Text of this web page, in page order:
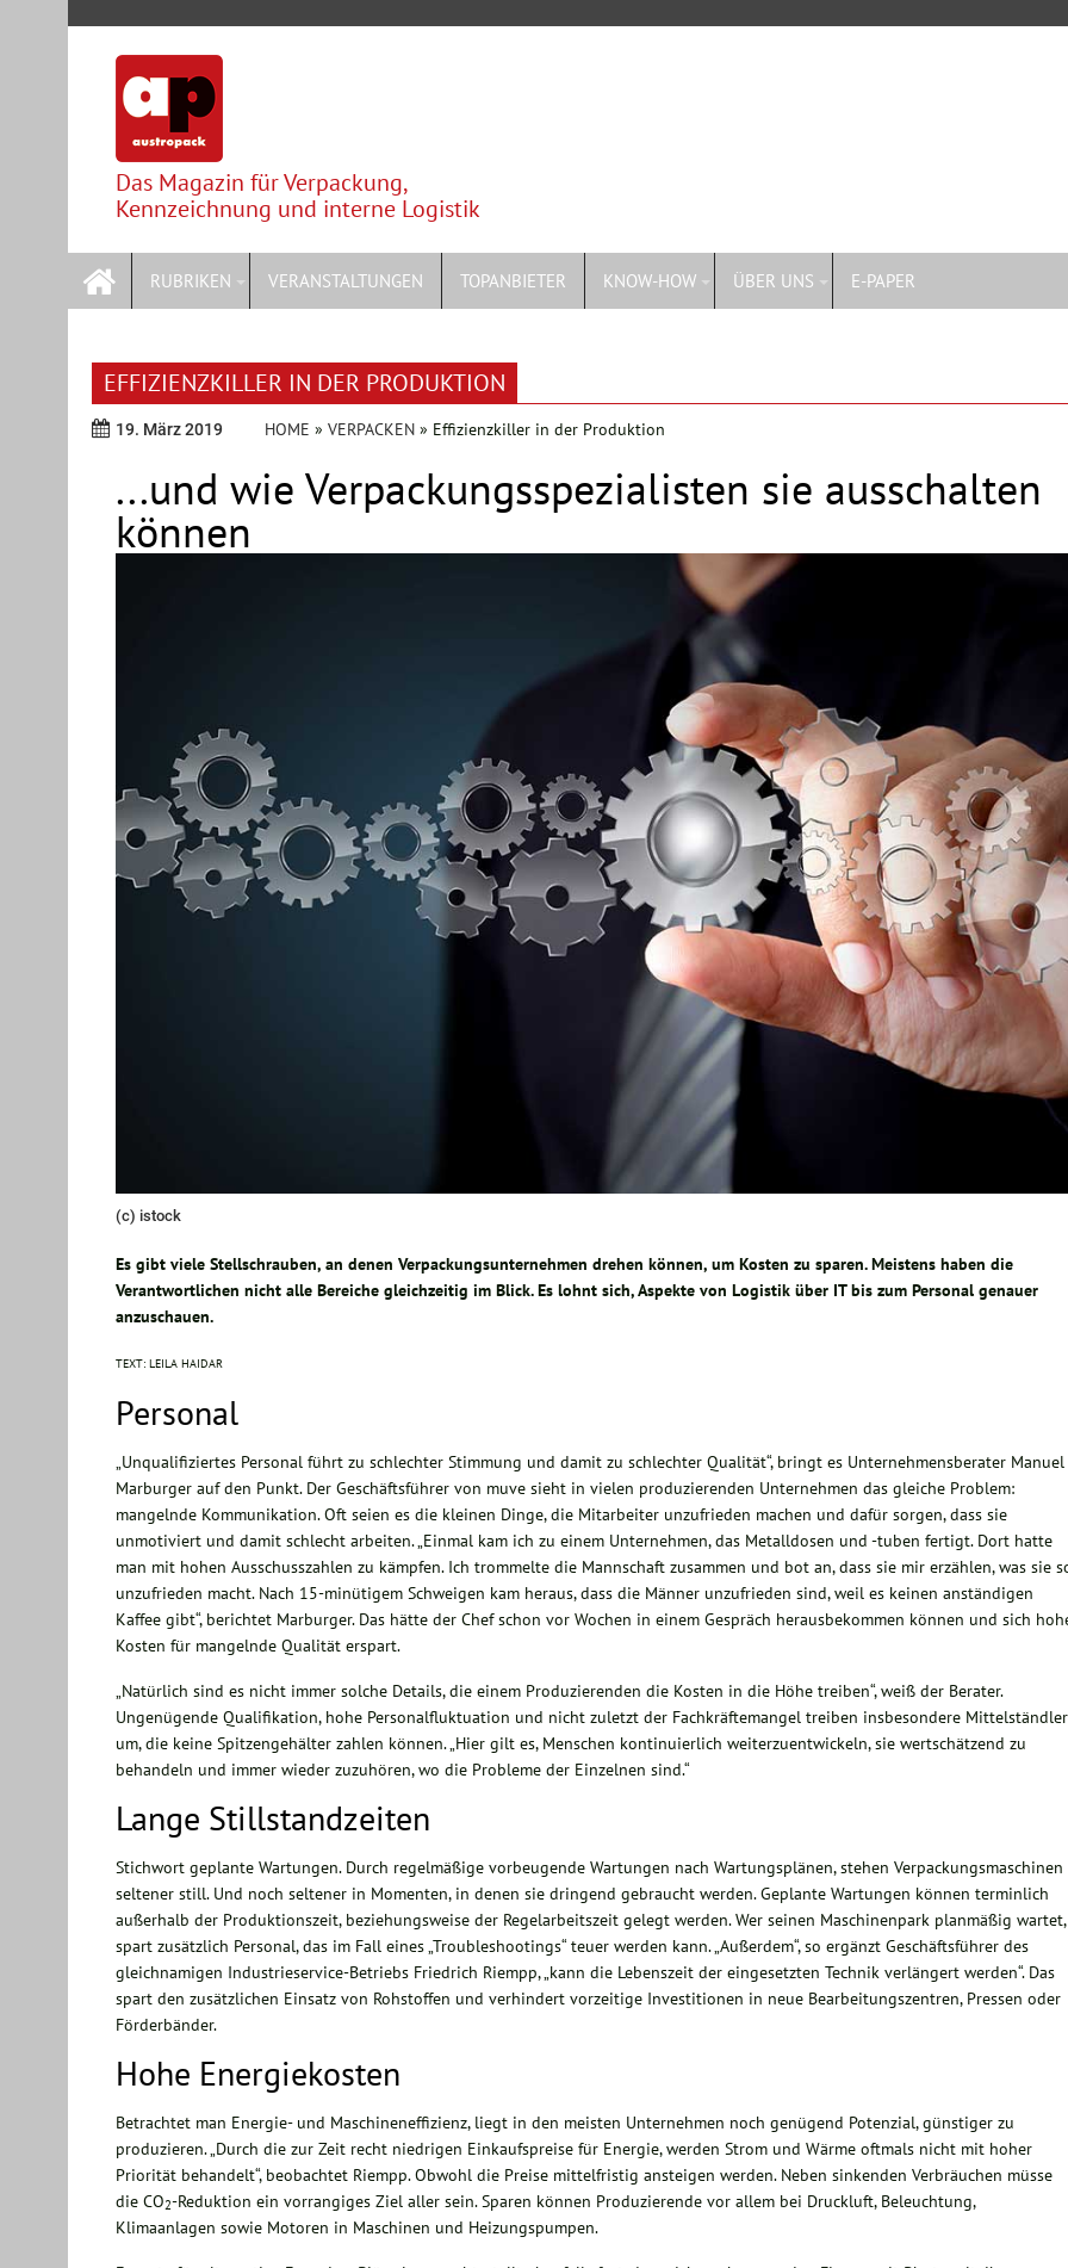
content
Das Magazin für Verpackung,
Kennzeichnung und interne Logistik
RUBRIKEN VERANSTALTUNGEN TOPANBIETER KNOW-HOW ÜBER UNS E-PAPER
EFFIZIENZKILLER IN DER PRODUKTION
19. März 2019 HOME » VERPACKEN » Effizienzkiller in der Produktion
...und wie Verpackungsspezialisten sie ausschalten
können
(c) istock
Es gibt viele Stellschrauben, an denen Verpackungsunternehmen drehen können, um Kosten zu sparen. Meistens haben die
Verantwortlichen nicht alle Bereiche gleichzeitig im Blick. Es lohnt sich, Aspekte von Logistik über IT bis zum Personal genauer
anzuschauen.
TEXT: LEILA HAIDAR
Personal
„Unqualifiziertes Personal führt zu schlechter Stimmung und damit zu schlechter Qualität“, bringt es Unternehmensberater Manuel
Marburger auf den Punkt. Der Geschäftsführer von muve sieht in vielen produzierenden Unternehmen das gleiche Problem:
mangelnde Kommunikation. Oft seien es die kleinen Dinge, die Mitarbeiter unzufrieden machen und dafür sorgen, dass sie
unmotiviert und damit schlecht arbeiten. „Einmal kam ich zu einem Unternehmen, das Metalldosen und -tuben fertigt. Dort hatte
man mit hohen Ausschusszahlen zu kämpfen. Ich trommelte die Mannschaft zusammen und bot an, dass sie mir erzählen, was sie
unzufrieden macht. Nach 15-minütigem Schweigen kam heraus, dass die Männer unzufrieden sind, weil es keinen anständigen
Kaffee gibt“, berichtet Marburger. Das hätte der Chef schon vor Wochen in einem Gespräch herausbekommen können und sich
Kosten für mangelnde Qualität erspart.
„Natürlich sind es nicht immer solche Details, die einem Produzierenden die Kosten in die Höhe treiben“, weiß der Berater.
Ungenügende Qualifikation, hohe Personalfluktuation und nicht zuletzt der Fachkräftemangel treiben insbesondere Mittelständler
um, die keine Spitzengehälter zahlen können. „Hier gilt es, Menschen kontinuierlich weiterzuentwickeln, sie wertschätzend zu
behandeln und immer wieder zuzuhören, wo die Probleme der Einzelnen sind.“
Lange Stillstandzeiten
Stichwort geplante Wartungen. Durch regelmäßige vorbeugende Wartungen nach Wartungsplänen, stehen Verpackungsmaschinen
seltener still. Und noch seltener in Momenten, in denen sie dringend gebraucht werden. Geplante Wartungen können terminlich
außerhalb der Produktionszeit, beziehungsweise der Regelarbeitszeit gelegt werden. Wer seinen Maschinenpark planmäßig wartet,
spart zusätzlich Personal, das im Fall eines „Troubleshootings“ teuer werden kann. „Außerdem“, so ergänzt Geschäftsführer des
gleichnamigen Industrieservice-Betriebs Friedrich Riempp, „kann die Lebenszeit der eingesetzten Technik verlängert werden“. Das
spart den zusätzlichen Einsatz von Rohstoffen und verhindert vorzeitige Investitionen in neue Bearbeitungszentren, Pressen oder
Förderbänder.
Hohe Energiekosten
Betrachtet man Energie- und Maschineneffizienz, liegt in den meisten Unternehmen noch genügend Potenzial, günstiger zu
produzieren. „Durch die zur Zeit recht niedrigen Einkaufspreise für Energie, werden Strom und Wärme oftmals nicht mit hoher
Priorität behandelt“, beobachtet Riempp. Obwohl die Preise mittelfristig ansteigen werden. Neben sinkenden Verbräuchen müsse
die CO2-Reduktion ein vorrangiges Ziel aller sein. Sparen können Produzierende vor allem bei Druckluft, Beleuchtung,
Klimaanlagen sowie Motoren in Maschinen und Heizungspumpen.